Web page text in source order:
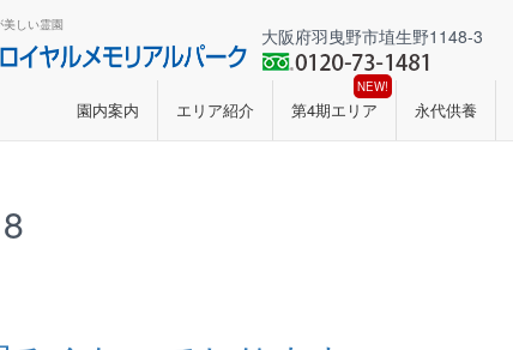
しい霊園 大阪府羽曳野市埴生野1148-3
園内案内 エリア紹介 第4期エリア
NEW!
永代供養